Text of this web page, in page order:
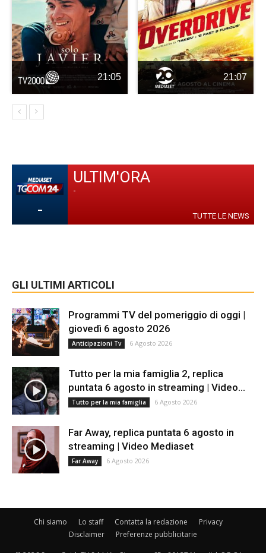
21:05 21:07
-
ULTIM'ORA
-
TUTTE LE NEWS
GLI ULTIMI ARTICOLI
Programmi TV del pomeriggio di oggi |
giovedì 6 agosto 2026
Anticipazioni Tv 6 Agosto 2026
Tutto per la mia famiglia 2, replica
puntata 6 agosto in streaming | Video...
Tutto per la mia famiglia 6 Agosto 2026
Far Away, replica puntata 6 agosto in
streaming | Video Mediaset
Far Away 6 Agosto 2026
Chi siamo Lo staff Contatta la redazione
Privacy
Disclaimer
Preferenze pubblicitarie